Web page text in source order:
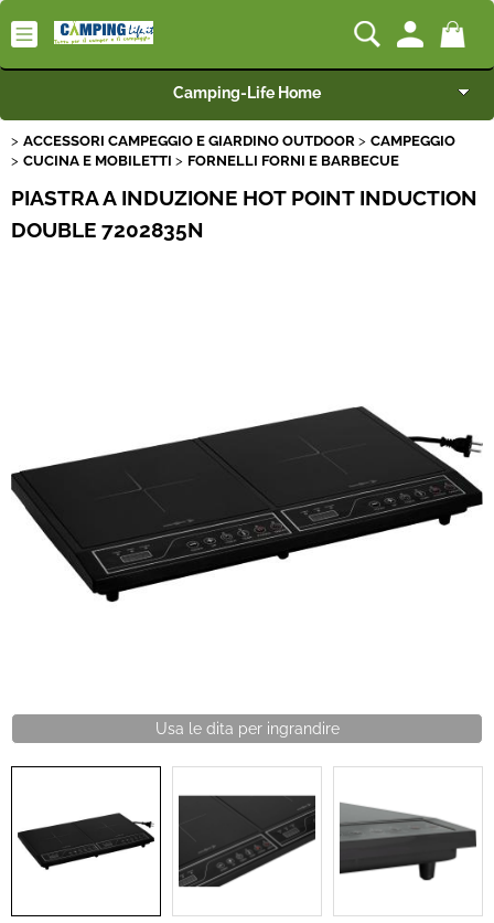
Camping-Life Home
Articoli per Camper e Caravan
Articoli per Furgonati e Van
Rimorchi
Nautica
Offerte Del mese
La nostra Officina
Veicoli Pronta consegna
Lavora Con Noi
ACCESSORI CAMPEGGIO E GIARDINO OUTDOOR
CAMPEGGIO
CUCINA E MOBILETTI
FORNELLI FORNI E BARBECUE
PIASTRA A INDUZIONE HOT POINT INDUCTION
DOUBLE 7202835N
Usa le dita per ingrandire